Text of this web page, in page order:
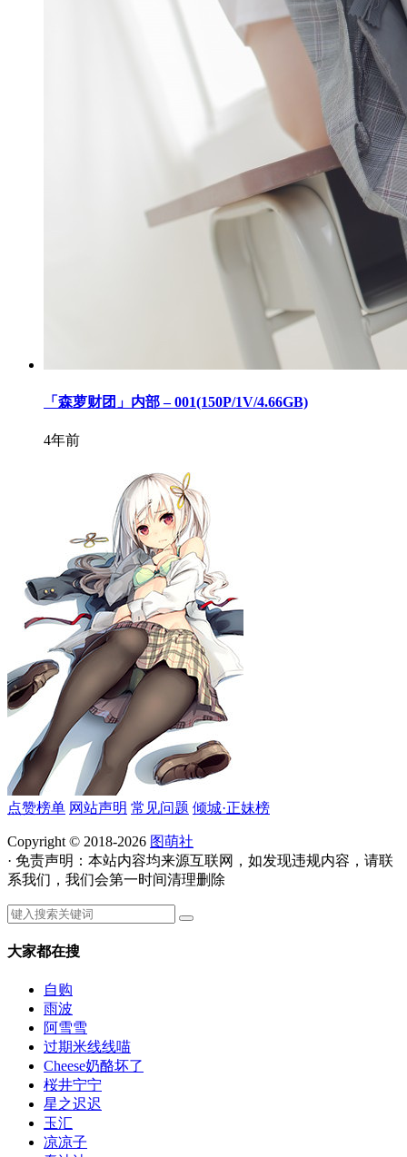
「森萝财团」内部 – 001(150P/1V/4.66GB)
4年前
点赞榜单 网站声明 常见问题 倾城·正妹榜
Copyright © 2018-2026 图萌社
· 免责声明：本站内容均来源互联网，如发现违规内容，请联
系我们，我们会第一时间清理删除
大家都在搜
自购
雨波
阿雪雪
过期米线线喵
Cheese奶酪坏了
桜井宁宁
星之迟迟
玉汇
凉凉子